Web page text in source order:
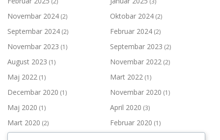
Novembar 2024 (2) Oktobar 2024 (2)
Septembar 2024 (2) Februar 2024 (2)
Novembar 2023 (1) Septembar 2023 (2)
August 2023 (1) Novembar 2022 (2)
Maj 2022 (1) Mart 2022 (1)
Decembar 2020 (1) Novembar 2020 (1)
Maj 2020 (1) April 2020 (3)
Mart 2020 (2) Februar 2020 (1)